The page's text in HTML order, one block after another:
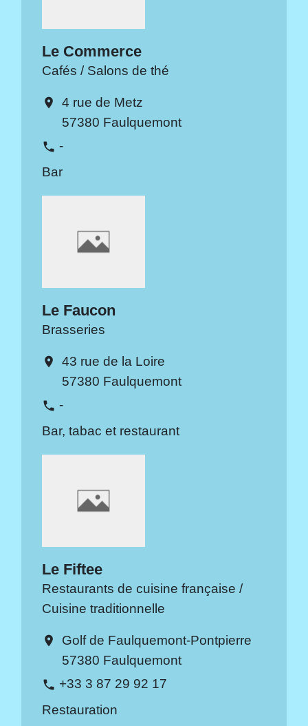
Le Commerce
Cafés / Salons de thé
location_on
4 rue de Metz
57380 Faulquemont
phone -
Bar
Le Faucon
Brasseries
location_on
43 rue de la Loire
57380 Faulquemont
phone -
Bar, tabac et restaurant
Le Fiftee
Restaurants de cuisine française /
Cuisine traditionnelle
location_on
Golf de Faulquemont-Pontpierre
57380 Faulquemont
phone +33 3 87 29 92 17
Restauration